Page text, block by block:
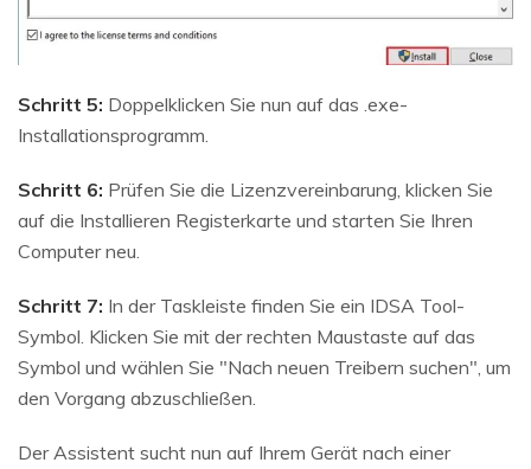
Schritt 5: Doppelklicken Sie nun auf das .exe-
Installationsprogramm.
Schritt 6: Prüfen Sie die Lizenzvereinbarung, klicken Sie
auf die Installieren Registerkarte und starten Sie Ihren
Computer neu.
Schritt 7: In der Taskleiste finden Sie ein IDSA Tool-
Symbol. Klicken Sie mit der rechten Maustaste auf das
Symbol und wählen Sie "Nach neuen Treibern suchen", um
den Vorgang abzuschließen.
Der Assistent sucht nun auf Ihrem Gerät nach einer